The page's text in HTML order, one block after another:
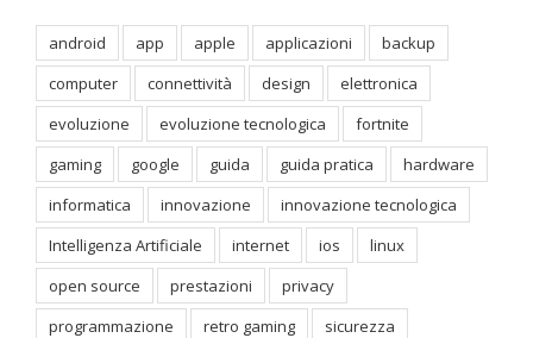
android app apple applicazioni
backup
computer
connettività design
elettronica
evoluzione
evoluzione tecnologica
fortnite
gaming
google guida guida pratica
hardware
informatica
innovazione
innovazione tecnologica
Intelligenza Artificiale
internet ios
linux
open source
prestazioni
privacy
programmazione
retro gaming
sicurezza